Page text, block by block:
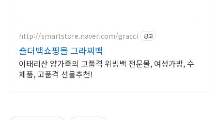
http://smartstore.naver.com/gracci 광고
숄더백쇼핑몰 그라찌백
이태리산 양가죽의 고품격 위빙백 전문몰, 여성가방, 수
제품, 고품격 선물추천!